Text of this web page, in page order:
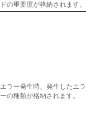
ドの重要度が格納されます。
エラー発生時、発生したエラ
ーの種類が格納されます。